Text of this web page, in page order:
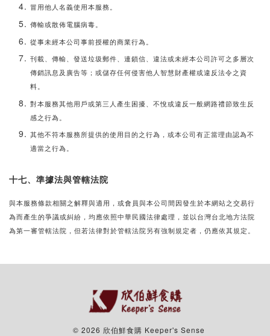
冒用他人名義使用本服務。
傳輸或散佈電腦病毒。
從事未經本公司事前授權的商業行為。
刊載、傳輸、發送垃圾郵件、連鎖信、違法或未經本公司許可之多層次
傳銷訊息及廣告等；或儲存任何侵害他人智慧財產權或違反法令之資
料。
對本服務其他用戶或第三人產生困擾、不悅或違反一般網路禮節致生反
感之行為。
其他不符本服務所提供的使用目的之行為，或本公司有正當理由認為不
適當之行為。
十七、準據法與管轄法院
與本服務條款相關之解釋與適用，或會員與本公司間因發生於本網站之交易行
為而產生的爭議或糾紛，均應依照中華民國法律處理，並以台灣台北地方法院
為第一審管轄法院，但若法律對於管轄法院另有強制規定者，仍應依其規定。
© 2026 欣伯鮮食購 Keeper's Sense